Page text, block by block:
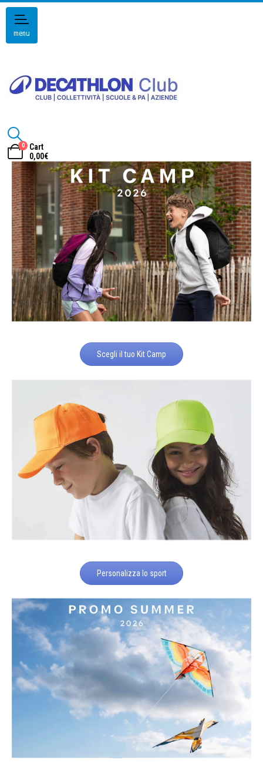
menu
0
Cart
0,00€
Scegli il tuo Kit Camp
Personalizza lo sport